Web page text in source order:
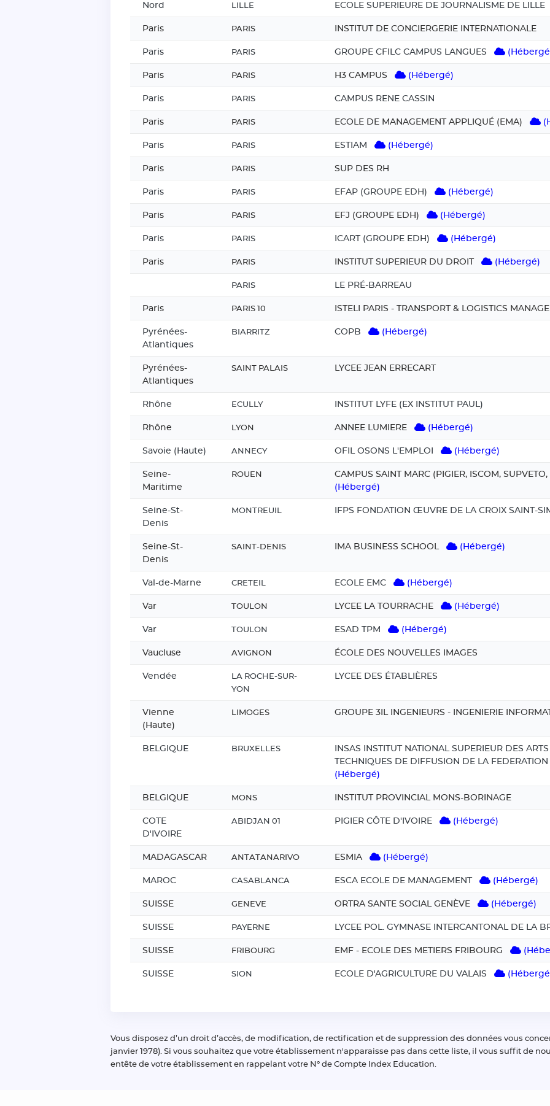
Nord LILLE ECOLE SUPERIEURE DE JOURNALISME DE LILLE
Paris PARIS INSTITUT DE CONCIERGERIE INTERNATIONALE
Paris PARIS GROUPE CFILC CAMPUS LANGUES
Paris PARIS H3 CAMPUS (Hébergé)
Paris PARIS CAMPUS RENE CASSIN
Paris PARIS ECOLE DE MANAGEMENT APPLIQUÉ (EMA)
Paris PARIS ESTIAM (Hébergé)
Paris PARIS SUP DES RH
Paris PARIS EFAP (GROUPE EDH) (Hébergé)
Paris PARIS EFJ (GROUPE EDH) (Hébergé)
Paris PARIS ICART (GROUPE EDH) (Hébergé)
Paris PARIS INSTITUT SUPERIEUR DU DROIT (Hébergé)
PARIS LE PRÉ-BARREAU
Paris PARIS 10 ISTELI PARIS - TRANSPORT & LOGISTICS
Pyrénées-
Atlantiques
BIARRITZ COPB (Hébergé)
Pyrénées-
Atlantiques
SAINT PALAIS LYCEE JEAN ERRECART
Rhône ECULLY INSTITUT LYFE (EX INSTITUT PAUL)
Rhône LYON ANNEE LUMIERE (Hébergé)
Savoie (Haute) ANNECY OFIL OSONS L'EMPLOI (Hébergé)
Seine-
Maritime
ROUEN
CAMPUS SAINT MARC (PIGIER, ISCOM, SUPVETO,
(Hébergé)
Seine-St-
Denis
MONTREUIL IFPS FONDATION ŒUVRE DE LA CROIX SAINT-
Seine-St-
Denis
SAINT-DENIS IMA BUSINESS SCHOOL (Hébergé)
Val-de-Marne CRETEIL ECOLE EMC (Hébergé)
Var TOULON LYCEE LA TOURRACHE (Hébergé)
Var TOULON ESAD TPM (Hébergé)
Vaucluse AVIGNON ÉCOLE DES NOUVELLES IMAGES
Vendée
LA ROCHE-SUR-
YON
LYCEE DES ÉTABLIÈRES
Vienne
(Haute)
LIMOGES GROUPE 3IL INGENIEURS - INGENIERIE
BELGIQUE BRUXELLES
INSAS INSTITUT NATIONAL SUPERIEUR DES
TECHNIQUES DE DIFFUSION DE LA
(Hébergé)
BELGIQUE MONS INSTITUT PROVINCIAL MONS-BORINAGE
COTE
D'IVOIRE
ABIDJAN 01 PIGIER CÔTE D'IVOIRE (Hébergé)
MADAGASCAR ANTATANARIVO ESMIA (Hébergé)
MAROC CASABLANCA ESCA ECOLE DE MANAGEMENT (Hébergé)
SUISSE GENEVE ORTRA SANTE SOCIAL GENÈVE (Hébergé)
SUISSE PAYERNE LYCEE POL. GYMNASE INTERCANTONAL DE LA
SUISSE FRIBOURG EMF - ECOLE DES METIERS FRIBOURG
SUISSE SION ECOLE D'AGRICULTURE DU VALAIS
Vous disposez d’un droit d’accès, de modification, de rectification et de suppression des données vous
janvier 1978). Si vous souhaitez que votre établissement n'apparaisse pas dans cette liste, il vous suffit de
entête de votre établissement en rappelant votre N° de Compte Index Education.